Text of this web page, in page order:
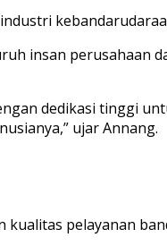
insan perusahaan
dedikasi tinggi
ujar Annang.
pelayanan